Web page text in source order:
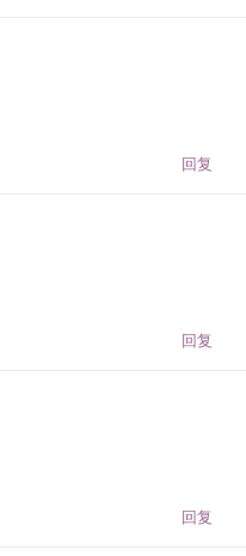
回复
回复
回复